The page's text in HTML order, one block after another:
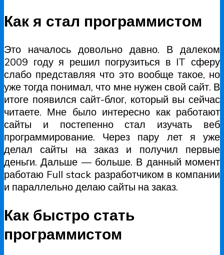
Как я стал программистом
Это началось довольно давно. В далеком
2009 году я решил погрузиться в IT сферу
слабо представляя что это вообще такое, но
уже тогда понимал, что мне нужен свой сайт. В
итоге появился сайт-блог, который вы сейчас
читаете. Мне было интересно как работают
сайты и постепенно стал изучать веб
программирование. Через пару лет я уже
делал сайты на заказ и получил первые
деньги. Дальше — больше. В данный момент
работаю Full stack разработчиком в компании
и параллельно делаю сайты на заказ.
Как быстро стать
программистом